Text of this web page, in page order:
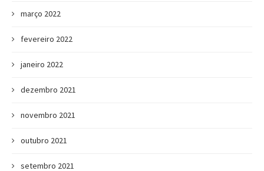
março 2022
fevereiro 2022
janeiro 2022
dezembro 2021
novembro 2021
outubro 2021
setembro 2021